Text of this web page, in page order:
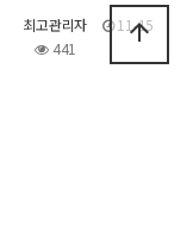
최고관리자
11-15
441
arrow_upward